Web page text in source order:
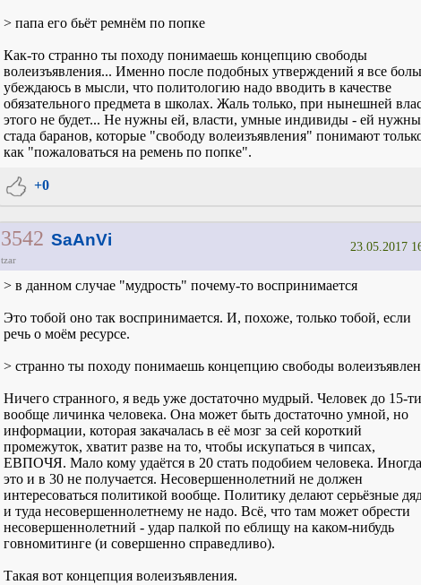
> папа его бьёт ремнём по попке
Как-то странно ты походу понимаешь концепцию свободы
волеизъявления... Именно после подобных утверждений я все
убеждаюсь в мысли, что политологию надо вводить в качестве
обязательного предмета в школах. Жаль только, при нынешней
этого не будет... Не нужны ей, власти, умные индивиды - ей нужны
стада баранов, которые "свободу волеизъявления" понимают
как "пожаловаться на ремень по попке".
+0
3542 SaAnVi
tzar
23.05.2017
> в данном случае "мудрость" почему-то воспринимается
Это тобой оно так воспринимается. И, похоже, только тобой, если
речь о моём ресурсе.
> странно ты походу понимаешь концепцию свободы
Ничего странного, я ведь уже достаточно мудрый. Человек до 15-
вообще личинка человека. Она может быть достаточно умной, но
информации, которая закачалась в её мозг за сей короткий
промежуток, хватит разве на то, чтобы искупаться в чипсах,
ЕВПОЧЯ. Мало кому удаётся в 20 стать подобием человека. Иногда
это и в 30 не получается. Несовершеннолетний не должен
интересоваться политикой вообще. Политику делают серьёзные
и туда несовершеннолетнему не надо. Всё, что там может обрести
несовершеннолетний - удар палкой по еблищу на каком-нибудь
говномитинге (и совершенно справедливо).
Такая вот концепция волеизъявления.